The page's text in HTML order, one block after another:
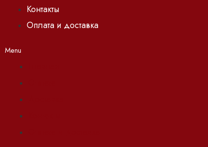
Контакты
Оплата и доставка
Menu